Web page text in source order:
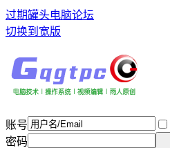
过期罐头电脑论坛
切换到宽版
账号
密码